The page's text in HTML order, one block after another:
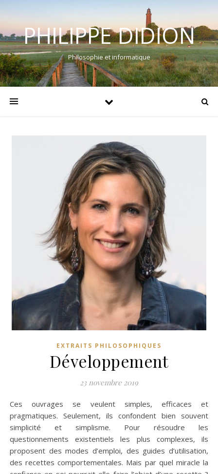
PHILIPPE DIDION
Philosophie et informatique
EXTRAITS PHILOSOPHIQUES
Développement
23 novembre 2019
Ces ouvrages se veulent simples, efficaces et
pragmatiques. Seulement, ils confondent bien souvent
simplicité et simplisme. Pour résoudre les
questionnements existentiels les plus complexes, ils
proposent des modes d’emploi, des guides d’utilisation,
des recettes comportementales. Mais par quel miracle la